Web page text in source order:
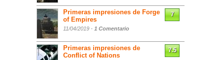
Primeras impresiones de Forge
of Empires
11/04/2019 - 1 Comentario
7
Primeras impresiones de
Conflict of Nations
7.5